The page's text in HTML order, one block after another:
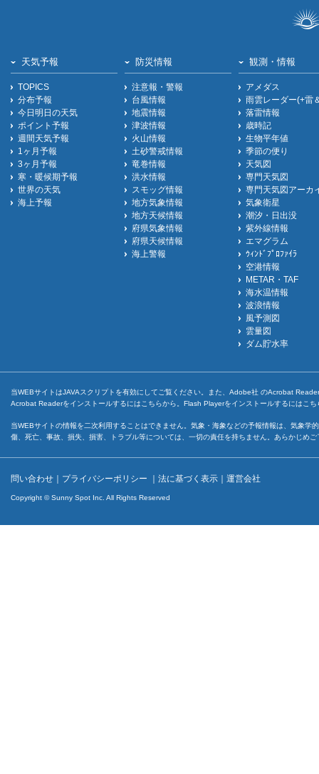
天気予報
TOPICS
分布予報
今日明日の天気
ポイント予報
週間天気予報
1ヶ月予報
3ヶ月予報
寒・暖候期予報
世界の天気
海上予報
防災情報
注意報・警報
台風情報
地震情報
津波情報
火山情報
土砂警戒情報
竜巻情報
洪水情報
スモッグ情報
地方気象情報
地方天候情報
府県気象情報
府県天候情報
海上警報
観測・情報
アメダス
雨雲レーダー(+雷
落雷情報
歳時記
生物平年値
季節の便り
天気図
専門天気図
専門天気図アーカ
気象衛星
潮汐・日出没
紫外線情報
エマグラム
ｳｨﾝﾄﾞﾌﾟﾛﾌｧｲﾗ
空港情報
METAR・TAF
海水温情報
波浪情報
風予測図
雲量図
ダム貯水率
当WEBサイトはJAVAスクリプトを有効にしてご覧ください。また、Adobe社 のAcrobat
Acrobat Readerをインストールするには こちらから。Flash Playerをインストールするには こち
当WEBサイトの情報を二次利用することはできません。気象・海象などの予報情報は、気象
傷、死亡、事故、損失、損害、トラブル等については、一切の責任を持ちません。あらかじめ
問い合わせ ｜ プライバシーポリシー ｜ 法に基づく表示 ｜ 運営会社
Copyright © Sunny Spot Inc. All Rights Reserved